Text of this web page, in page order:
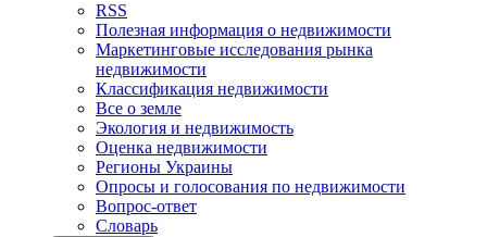
RSS
Полезная информация о недвижимости
Маркетинговые исследования рынка
недвижимости
Классификация недвижимости
Все о земле
Экология и недвижимость
Оценка недвижимости
Регионы Украины
Опросы и голосования по недвижимости
Вопрос-ответ
Словарь